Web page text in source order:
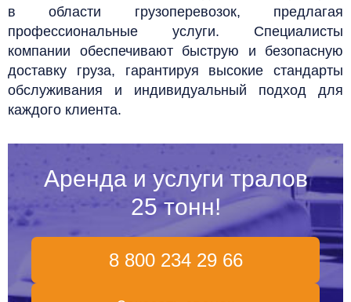
в области грузоперевозок, предлагая
профессиональные услуги. Специалисты
компании обеспечивают быструю и безопасную
доставку груза, гарантируя высокие стандарты
обслуживания и индивидуальный подход для
каждого клиента.
Аренда и услуги тралов
25 тонн!
8 800 234 29 66